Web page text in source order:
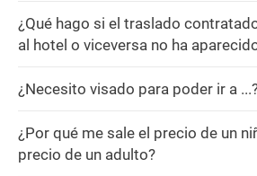
¿Qué hago si el traslado
al hotel o viceversa no ha
¿Necesito visado para poder ir a
¿Por qué me sale el precio de un
precio de un adulto?